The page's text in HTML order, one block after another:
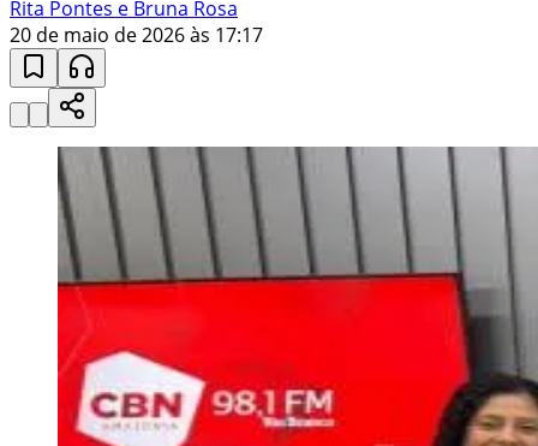
Rita Pontes e Bruna Rosa
20 de maio de 2026 às 17:17